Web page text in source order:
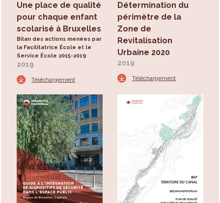
Une place de qualité
pour chaque enfant
scolarisé à Bruxelles
Bilan des actions menées par
la Facilitatrice École et le
Service École 2015-2019
2019
Téléchargement
Détermination du
périmètre de la
Zone de
Revitalisation
Urbaine 2020
2019
Téléchargement